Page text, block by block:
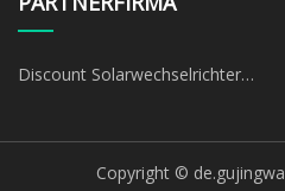
Discount Solarwechselrichter
Copyright ©